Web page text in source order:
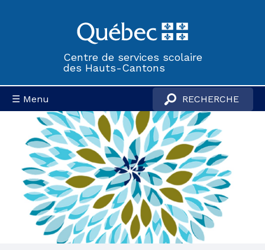
Centre de services scolaire
des Hauts-Cantons
☰ Menu